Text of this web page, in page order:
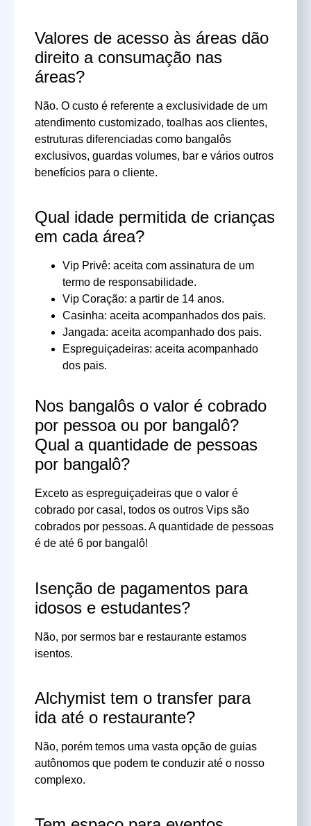
Valores de acesso às áreas dão
direito a consumação nas
áreas?
Não. O custo é referente a exclusividade de um
atendimento customizado, toalhas aos clientes,
estruturas diferenciadas como bangalôs
exclusivos, guardas volumes, bar e vários outros
benefícios para o cliente.
Qual idade permitida de crianças
em cada área?
Vip Privê: aceita com assinatura de um
termo de responsabilidade.
Vip Coração: a partir de 14 anos.
Casinha: aceita acompanhados dos pais.
Jangada: aceita acompanhado dos pais.
Espreguiçadeiras: aceita acompanhado
dos pais.
Nos bangalôs o valor é cobrado
por pessoa ou por bangalô?
Qual a quantidade de pessoas
por bangalô?
Exceto as espreguiçadeiras que o valor é
cobrado por casal, todos os outros Vips são
cobrados por pessoas. A quantidade de pessoas
é de até 6 por bangalô!
Isenção de pagamentos para
idosos e estudantes?
Não, por sermos bar e restaurante estamos
isentos.
Alchymist tem o transfer para
ida até o restaurante?
Não, porém temos uma vasta opção de guias
autônomos que podem te conduzir até o nosso
complexo.